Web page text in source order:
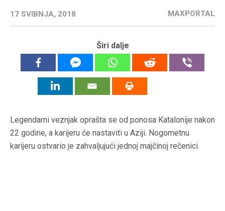
17 SVIBNJA, 2018 MAXPORTAL
Širi dalje
Legendarni veznjak oprašta se od ponosa Katalonije nakon
22 godine, a karijeru će nastaviti u Aziji. Nogometnu
karijeru ostvario je zahvaljujući jednoj majčinoj rečenici.